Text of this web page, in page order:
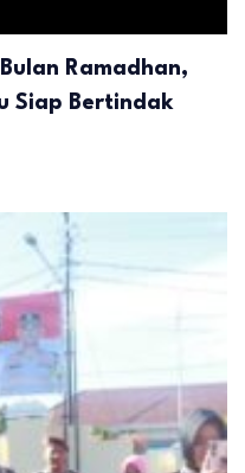
Ramadhan,
Siap Bertindak